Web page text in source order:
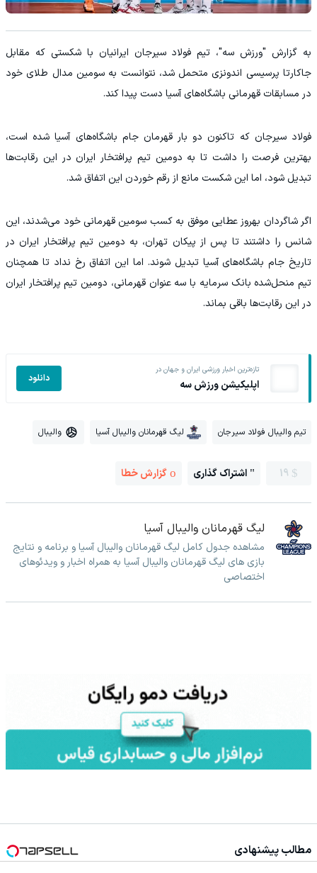
به گزارش "ورزش سه"، تیم فولاد سیرجان ایرانیان با شکستی که مقابل
جاکارتا پرسیسی اندونزی متحمل شد، نتوانست به سومین مدال طلای خود
در مسابقات قهرمانی باشگاه‌های آسیا دست پیدا کند.
فولاد سیرجان که تاکنون دو بار قهرمان جام باشگاه‌های آسیا شده است،
بهترین فرصت را داشت تا به دومین تیم پرافتخار ایران در این رقابت‌ها
تبدیل شود، اما این شکست مانع از رقم خوردن این اتفاق شد.
اگر شاگردان بهروز عطایی موفق به کسب سومین قهرمانی خود می‌شدند، این
شانس را داشتند تا پس از پیکان تهران، به دومین تیم پرافتخار ایران در
تاریخ جام باشگاه‌های آسیا تبدیل شوند. اما این اتفاق رخ نداد تا همچنان
تیم منحل‌شده بانک سرمایه با سه عنوان قهرمانی، دومین تیم پرافتخار ایران
در این رقابت‌ها باقی بماند.
تازه‌ترین اخبار ورزشی ایران و جهان در
اپلیکیشن ورزش سه دانلود
تیم والیبال فولاد سیرجان لیگ قهرمانان والیبال آسیا والیبال
19 اشتراک گذاری گزارش خطا
لیگ قهرمانان والیبال آسیا
مشاهده جدول کامل لیگ قهرمانان والیبال آسیا و برنامه و نتایج
بازی های لیگ قهرمانان والیبال آسیا به همراه اخبار و ویدئوهای
اختصاصی
مطالب پیشنهادی